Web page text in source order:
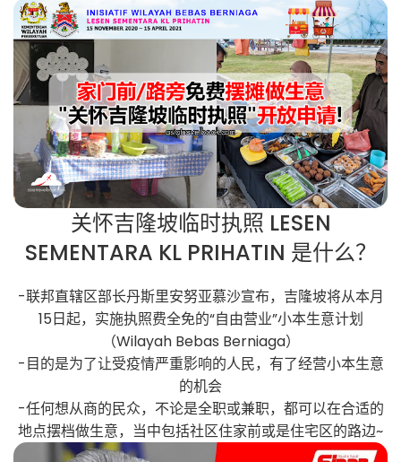
关怀吉隆坡临时执照 LESEN
SEMENTARA KL PRIHATIN 是什么？
-联邦直辖区部长丹斯里安努亚慕沙宣布，吉隆坡将从本月
15日起，实施执照费全免的“自由营业”小本生意计划
（Wilayah Bebas Berniaga）
-目的是为了让受疫情严重影响的人民，有了经营小本生意
的机会
-任何想从商的民众，不论是全职或兼职，都可以在合适的
地点摆档做生意，当中包括社区住家前或是住宅区的路边~